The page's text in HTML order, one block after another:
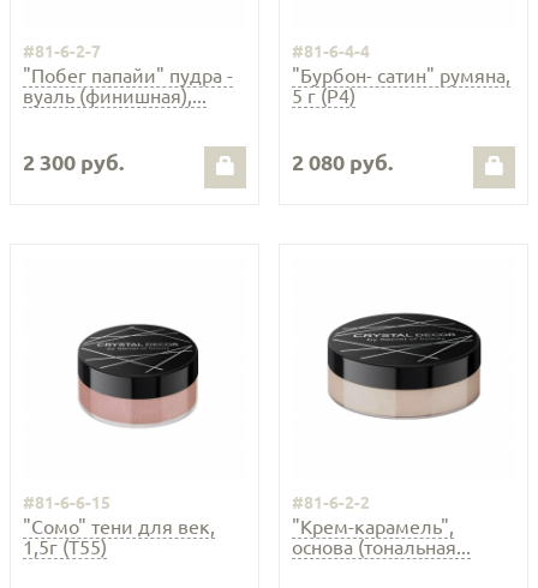
#81-6-2-7
"Побег папайи" пудра -
вуаль (финишная),...
2 300 руб.
#81-6-4-4
"Бурбон- сатин" румяна,
5 г (Р4)
2 080 руб.
#81-6-6-15
"Сомо" тени для век,
1,5г (Т55)
#81-6-2-2
"Крем-карамель",
основа (тональная...